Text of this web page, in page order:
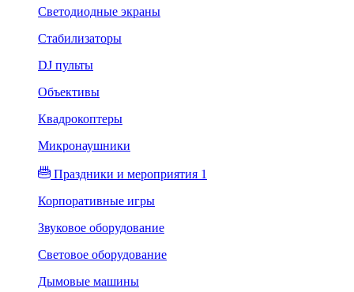
Светодиодные экраны
Стабилизаторы
DJ пульты
Объективы
Квадрокоптеры
Микронаушники
Праздники и мероприятия 1
Корпоративные игры
Звуковое оборудование
Световое оборудование
Дымовые машины